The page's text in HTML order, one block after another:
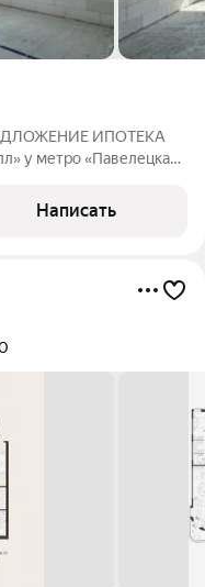
ИПОТЕКА
у метро «Павелецкая»
Панорамный
Написать